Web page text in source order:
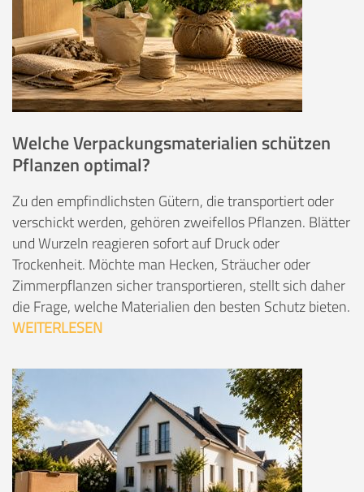
Welche Verpackungsmaterialien schützen
Pflanzen optimal?
Zu den empfindlichsten Gütern, die transportiert oder
verschickt werden, gehören zweifellos Pflanzen. Blätter
und Wurzeln reagieren sofort auf Druck oder
Trockenheit. Möchte man Hecken, Sträucher oder
Zimmerpflanzen sicher transportieren, stellt sich daher
die Frage, welche Materialien den besten Schutz bieten.
WEITERLESEN